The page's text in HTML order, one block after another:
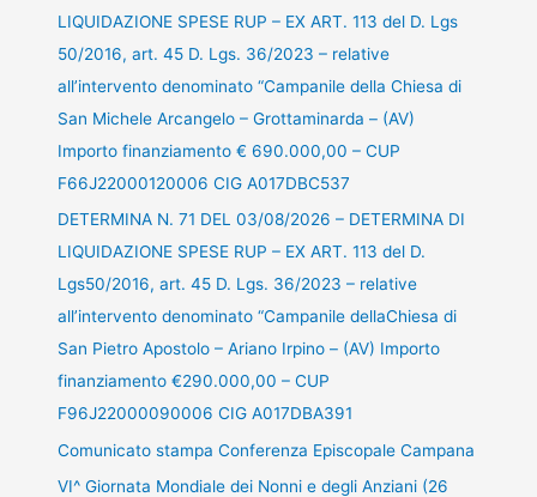
LIQUIDAZIONE SPESE RUP – EX ART. 113 del D. Lgs
50/2016, art. 45 D. Lgs. 36/2023 – relative
all’intervento denominato “Campanile della Chiesa di
San Michele Arcangelo – Grottaminarda – (AV)
Importo finanziamento € 690.000,00 – CUP
F66J22000120006 CIG A017DBC537
DETERMINA N. 71 DEL 03/08/2026 – DETERMINA DI
LIQUIDAZIONE SPESE RUP – EX ART. 113 del D.
Lgs50/2016, art. 45 D. Lgs. 36/2023 – relative
all’intervento denominato “Campanile dellaChiesa di
San Pietro Apostolo – Ariano Irpino – (AV) Importo
finanziamento €290.000,00 – CUP
F96J22000090006 CIG A017DBA391
Comunicato stampa Conferenza Episcopale Campana
VI^ Giornata Mondiale dei Nonni e degli Anziani (26